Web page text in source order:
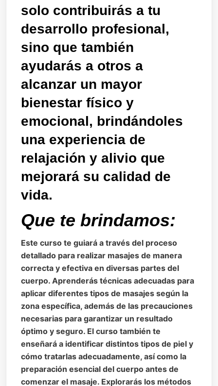
solo contribuirás a tu
desarrollo profesional,
sino que también
ayudarás a otros a
alcanzar un mayor
bienestar físico y
emocional, brindándoles
una experiencia de
relajación y alivio que
mejorará su calidad de
vida.
Que te brindamos:
Este curso te guiará a través del proceso
detallado para realizar masajes de manera
correcta y efectiva en diversas partes del
cuerpo. Aprenderás técnicas adecuadas para
aplicar diferentes tipos de masajes según la
zona específica, además de las precauciones
necesarias para garantizar un resultado
óptimo y seguro. El curso también te
enseñará a identificar distintos tipos de piel y
cómo tratarlas adecuadamente, así como la
preparación esencial del cuerpo antes de
comenzar el masaje. Explorarás los métodos